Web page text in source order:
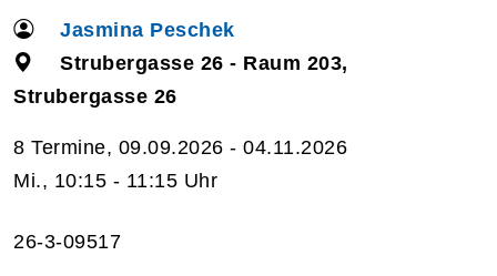
Jasmina Peschek
Strubergasse 26 - Raum 203,
Strubergasse 26
8 Termine, 09.09.2026 - 04.11.2026
Mi., 10:15 - 11:15 Uhr
26-3-09517